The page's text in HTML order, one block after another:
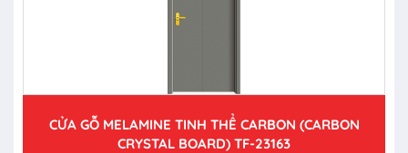
CỬA GỖ MELAMINE TINH THỂ CARBON (CARBON
CRYSTAL BOARD) TF-23163